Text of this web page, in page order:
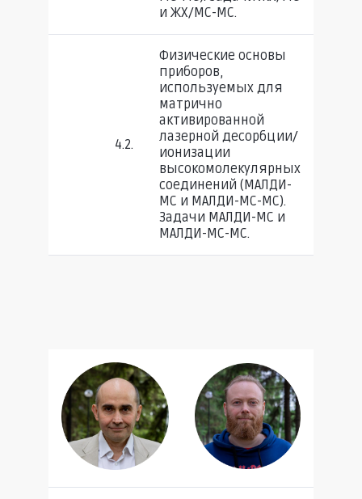
и ЖХ/МС-МС.
4.2.
Физические основы
приборов,
используемых для
матрично
активированной
лазерной десорбции/
ионизации
высокомолекулярных
соединений (МАЛДИ-
МС и МАЛДИ-МС-МС).
Задачи МАЛДИ-МС и
МАЛДИ-МС-МС.